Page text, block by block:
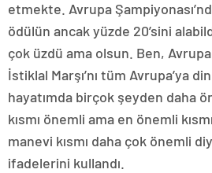
etmekte. Avrupa
ödülün ancak yüzde 20’sini
çok üzdü ama olsun. Ben,
İstiklal Marşı’nı tüm Avrupa’ya
hayatımda birçok şeyden daha
kısmı önemli ama en önemli
manevi kısmı daha çok önemli
ifadelerini kullandı.